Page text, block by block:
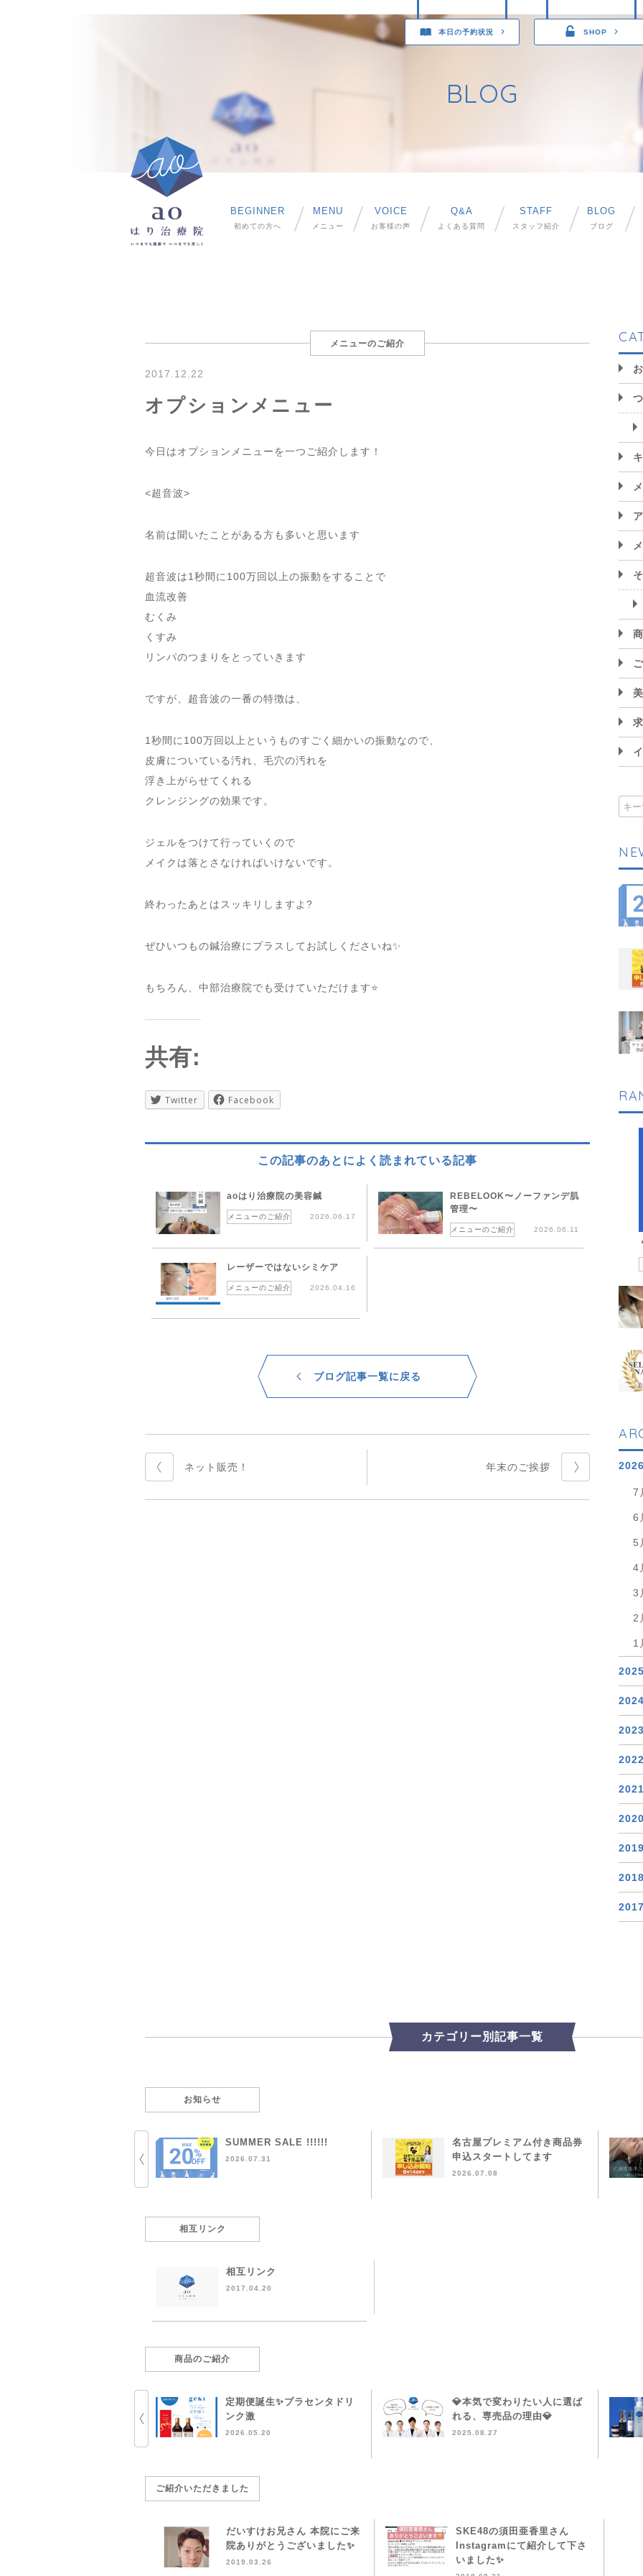
本日の予約状況 SHOP
BLOG
BEGINNER
初めての方へ
MENU
メニュー
VOICE
お客様の声
Q&A
よくある質問
STAFF
スタッフ紹介
BLOG
ブログ
メニューのご紹介
2017.12.22
オプションメニュー
今日はオプションメニューを一つご紹介します！
<超音波>
名前は聞いたことがある方も多いと思います
超音波は1秒間に100万回以上の振動をすることで
血流改善
むくみ
くすみ
リンパのつまりをとっていきます
ですが、超音波の一番の特徴は、
1秒間に100万回以上というものすごく細かいの振動なので、
皮膚についている汚れ、毛穴の汚れを
浮き上がらせてくれる
クレンジングの効果です。
ジェルをつけて行っていくので
メイクは落とさなければいけないです。
終わったあとはスッキリしますよ?
ぜひいつもの鍼治療にプラスしてお試しくださいね✨
もちろん、中部治療院でも受けていただけます⭐
共有:
Twitter Facebook
この記事のあとによく読まれている記事
aoはり治療院の美容鍼
メニューのご紹介 2026.06.17
REBELOOK〜ノーファンデ肌
管理〜
メニューのご紹介 2026.06.11
レーザーではないシミケア
メニューのご紹介 2026.04.16
ブログ記事一覧に戻る
ネット販売！ 年末のご挨拶 2026
7
6
5
4
3
2
1
2025
2024
2023
2022
2021
2020
2019
2018
2017
カテゴリー別記事一覧
お知らせ
SUMMER SALE !!!!!!
2026.07.31
名古屋プレミアム付き商品券
申込スタートしてます
2026.07.08
相互リンク
相互リンク
2017.04.20
商品のご紹介
定期便誕生✨プラセンタドリ
ンク激
2026.05.20
💎本気で変わりたい人に選ば
れる、専売品の理由💎
2025.08.27
ご紹介いただきました
だいすけお兄さん 本院にご来
院ありがとうございました✨
2019.03.26
SKE48の須田亜香里さん
Instagramにて紹介して下さ
いました✨